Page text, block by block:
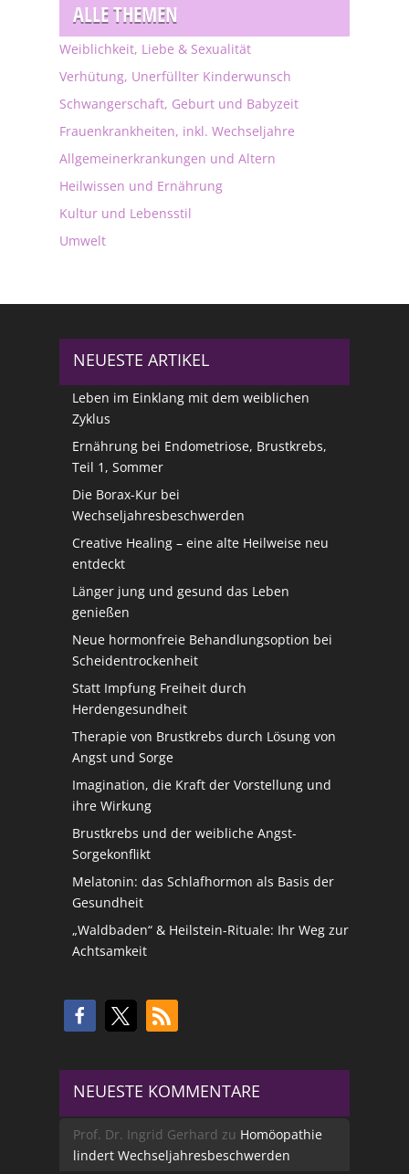
ALLE THEMEN
Weiblichkeit, Liebe & Sexualität
Verhütung, Unerfüllter Kinderwunsch
Schwangerschaft, Geburt und Babyzeit
Frauenkrankheiten, inkl. Wechseljahre
Allgemeinerkrankungen und Altern
Heilwissen und Ernährung
Kultur und Lebensstil
Umwelt
NEUESTE ARTIKEL
Leben im Einklang mit dem weiblichen
Zyklus
Ernährung bei Endometriose, Brustkrebs,
Teil 1, Sommer
Die Borax-Kur bei
Wechseljahresbeschwerden
Creative Healing – eine alte Heilweise neu
entdeckt
Länger jung und gesund das Leben
genießen
Neue hormonfreie Behandlungsoption bei
Scheidentrockenheit
Statt Impfung Freiheit durch
Herdengesundheit
Therapie von Brustkrebs durch Lösung von
Angst und Sorge
Imagination, die Kraft der Vorstellung und
ihre Wirkung
Brustkrebs und der weibliche Angst-
Sorgekonflikt
Melatonin: das Schlafhormon als Basis der
Gesundheit
„Waldbaden“ & Heilstein-Rituale: Ihr Weg zur
Achtsamkeit
NEUESTE KOMMENTARE
Prof. Dr. Ingrid Gerhard zu Homöopathie
lindert Wechseljahresbeschwerden